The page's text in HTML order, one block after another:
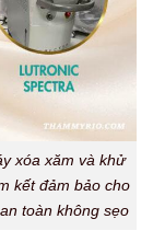
xóa xăm và khử
kết đảm bảo cho
toàn không sẹo